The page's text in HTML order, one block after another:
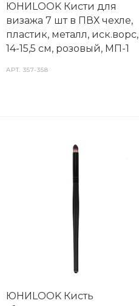
ЮНИLOOK Кисти для
визажа 7 шт в ПВХ чехле,
пластик, металл, иск.ворс,
14-15,5 см, розовый, МП-1
АРТ.357-358
ЮНИLOOK Кисть